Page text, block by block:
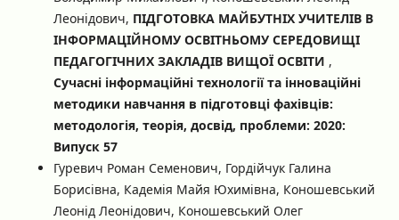
Леонідович, ПІДГОТОВКА МАЙБУТНІХ УЧИТЕЛІВ В
ІНФОРМАЦІЙНОМУ ОСВІТНЬОМУ СЕРЕДОВИЩІ
ПЕДАГОГІЧНИХ ЗАКЛАДІВ ВИЩОЇ ОСВІТИ ,
Сучасні інформаційні технології та інноваційні
методики навчання в підготовці фахівців:
методологія, теорія, досвід, проблеми: 2020:
Випуск 57
Гуревич Роман Семенович, Гордійчук Галина
Борисівна, Кадемія Майя Юхимівна, Коношевський
Леонід Леонідович, Коношевський Олег